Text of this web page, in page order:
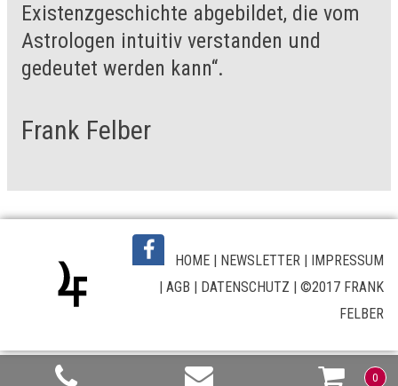
0
Existenzgeschichte abgebildet, die vom
Astrologen intuitiv verstanden und
gedeutet werden kann“.
Frank Felber
HOME NEWSLETTER
IMPRESSUM
AGB DATENSCHUTZ | ©2017 FRANK
FELBER